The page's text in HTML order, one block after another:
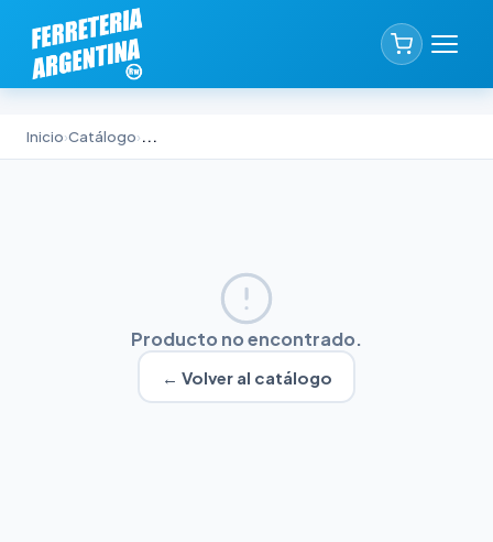
Inicio›Catálogo›...
Producto no encontrado.
← Volver al catálogo